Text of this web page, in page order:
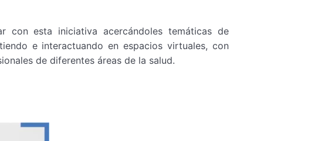
con esta iniciativa acercándoles temáticas de
e interactuando en espacios virtuales, con
de diferentes áreas de la salud.